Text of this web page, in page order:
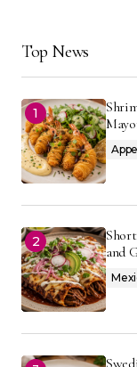
Top News
and